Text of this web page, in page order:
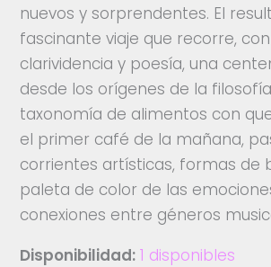
nuevos y sorprendentes. El
fascinante viaje que recorre,
clarividencia y poesía, una
desde los orígenes de la
taxonomía de alimentos con
el primer café de la mañana,
corrientes artísticas, formas de
paleta de color de las
conexiones entre géneros
Disponibilidad: 1 disponibles